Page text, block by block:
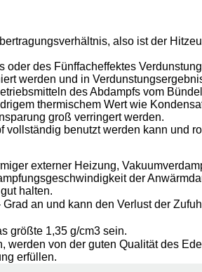
also ist der
oder des Fünffacheffektes
werden und in
des Abdampfs vom
thermischem Wert wie
groß verringert werden.
vollständig benutzt werden kann und
externer Heizung,
der
halten.
an und kann den Verlust der
größte 1,35 g/cm3 sein.
werden von der guten Qualität des
erfüllen.